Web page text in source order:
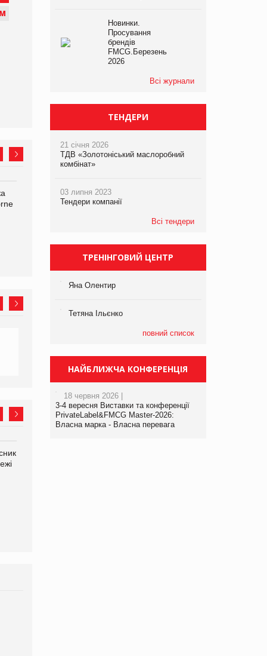
М
Bosch заявила про повне
знищення своєї продукції
expert від власної ТМ
Новинки.
Просування
брендів
FMCG.Березень
2026
Всі журнали
ТЕНДЕРИ
21 січня 2026
ТДВ «Золотоніський маслоробний
комбінат»
03 липня 2023
Тендери компанії
Всі тендери
ТРЕНІНГОВИЙ ЦЕНТР
Яна Олентир
Тетяна Ільєнко
повний список
НАЙБЛИЖЧА КОНФЕРЕНЦІЯ
18 червня 2026 |
3-4 вересня Виставки та конференції
PrivateLabel&FMCG Master-2026:
Власна марка - Власна перевага